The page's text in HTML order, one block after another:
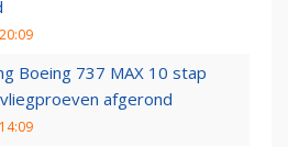
Boeing 737 MAX 10 stap
afgerond